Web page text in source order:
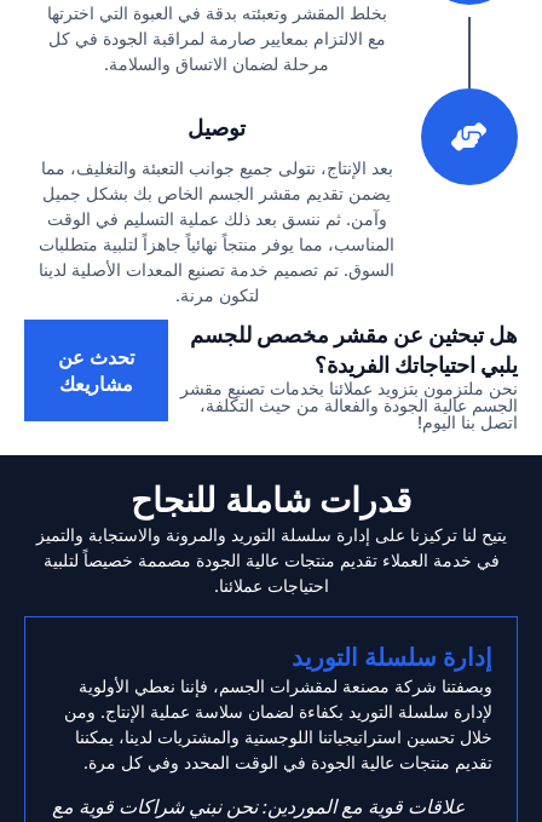
بخلط المقشر وتعبئته بدقة في العبوة التي اخترتها
مع الالتزام بمعايير صارمة لمراقبة الجودة في كل
مرحلة لضمان الاتساق والسلامة.
3
توصيل
بعد الإنتاج، نتولى جميع جوانب التعبئة والتغليف، مما
يضمن تقديم مقشر الجسم الخاص بك بشكل جميل
وآمن. ثم ننسق بعد ذلك عملية التسليم في الوقت
المناسب، مما يوفر منتجاً نهائياً جاهزاً لتلبية متطلبات
السوق. تم تصميم خدمة تصنيع المعدات الأصلية لدينا
لتكون مرنة.
هل تبحثين عن مقشر مخصص للجسم
يلبي احتياجاتك الفريدة؟
نحن ملتزمون بتزويد عملائنا بخدمات تصنيعمقشر
الجسمعالية الجودة والفعالة من حيث التكلفة،
اتصل بنا اليوم!
تحدث عن
مشاريعك
قدرات شاملة للنجاح
يتيح لنا تركيزنا على إدارة سلسلة التوريد والمرونة والاستجابة والتميز
في خدمة العملاء تقديم منتجات عالية الجودة مصممة خصيصاً لتلبية
احتياجات عملائنا.
إدارة سلسلة التوريد
وبصفتنا شركة مصنعة لمقشرات الجسم، فإننا نعطي الأولوية
لإدارة سلسلة التوريد بكفاءة لضمان سلاسة عملية الإنتاج. ومن
خلال تحسين استراتيجياتنا اللوجستية والمشتريات لدينا، يمكننا
تقديم منتجات عالية الجودة في الوقت المحدد وفي كل مرة.
علاقات قوية مع الموردين: نحن نبني شراكات قوية مع